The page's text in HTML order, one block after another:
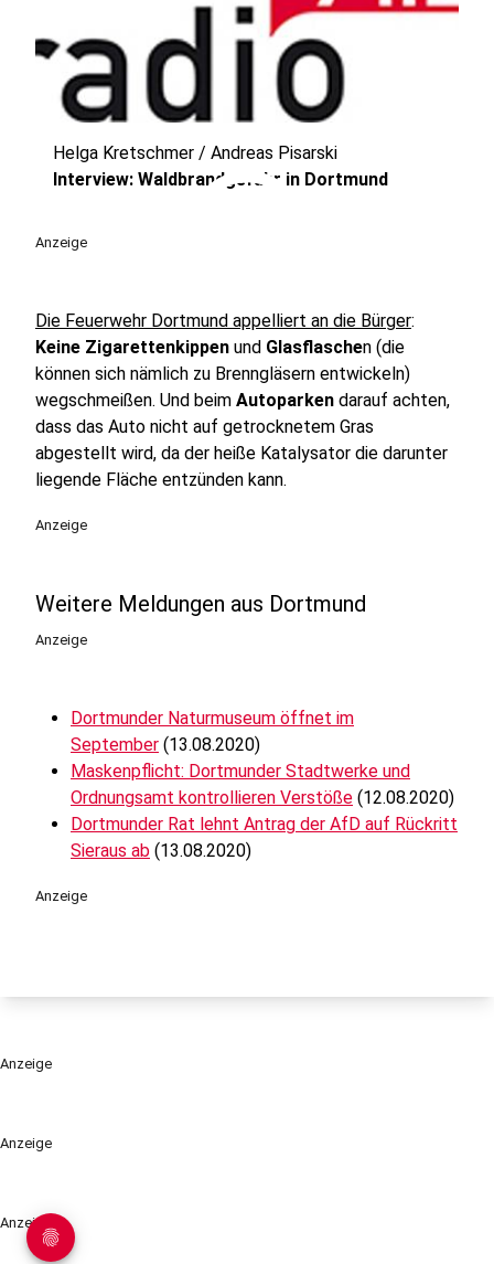
Anzeige
Anzeige
play_circle
Helga Kretschmer / Andreas Pisarski
Interview: Waldbrandgefahr in Dortmund
Anzeige
Die Feuerwehr Dortmund appelliert an die Bürger:
Keine Zigarettenkippen und Glasflaschen (die
können sich nämlich zu Brenngläsern entwickeln)
wegschmeißen. Und beim Autoparken darauf achten,
dass das Auto nicht auf getrocknetem Gras
abgestellt wird, da der heiße Katalysator die darunter
liegende Fläche entzünden kann.
Anzeige
Weitere Meldungen aus Dortmund
Anzeige
Dortmunder Naturmuseum öffnet im
September (13.08.2020)
Maskenpflicht: Dortmunder Stadtwerke und
Ordnungsamt kontrollieren Verstöße (12.08.2020)
Dortmunder Rat lehnt Antrag der AfD auf Rückritt
Sieraus ab (13.08.2020)
Anzeige
Anzeige